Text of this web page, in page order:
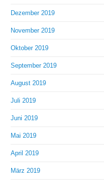
Dezember 2019
November 2019
Oktober 2019
September 2019
August 2019
Juli 2019
Juni 2019
Mai 2019
April 2019
März 2019